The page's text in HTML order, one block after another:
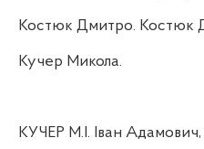
Костюк Дмитро. Костюк
Кучер Микола.
КУЧЕР М.І. Іван Адамович,